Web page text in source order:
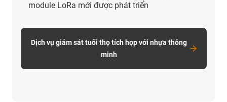
module LoRa mới được phát triển
Dịch vụ giám sát tuổi thọ tích hợp với nhựa thông
minh